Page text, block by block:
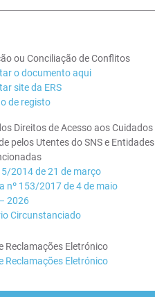
ou Conciliação de Conflitos
o documento aqui
site da ERS
de registo
Direitos de Acesso aos Cuidados
pelos Utentes do SNS e Entidades
2014 de 21 de março
nº 153/2017 de 4 de maio
2026
Circunstanciado
Reclamações Eletrónico
Reclamações Eletrónico